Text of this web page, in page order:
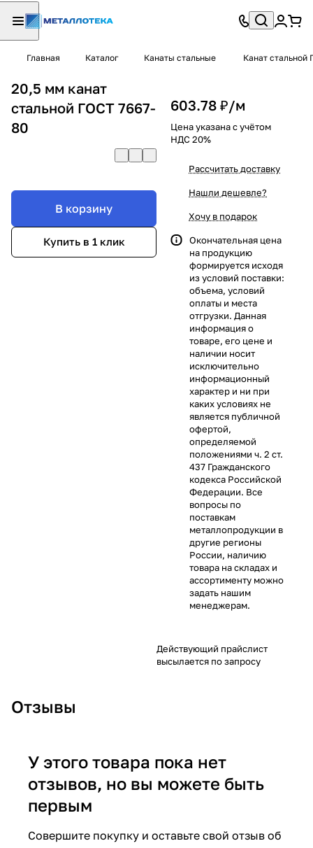
Главная Каталог Канаты стальные Канат стальной
20,5 мм канат
стальной ГОСТ 7667-
80
В корзину
Купить в 1 клик
603.78 ₽/м
Цена указана с учётом
НДС 20%
Рассчитать доставку
Нашли дешевле?
Хочу в подарок
Окончательная цена
на продукцию
формируется исходя
из условий поставки:
объема, условий
оплаты и места
отгрузки. Данная
информация о
товаре, его цене и
наличии носит
исключительно
информационный
характер и ни при
каких условиях не
является публичной
офертой,
определяемой
положениями ч. 2 ст.
437 Гражданского
кодекса Российской
Федерации. Все
вопросы по
поставкам
металлопродукции в
другие регионы
России, наличию
товара на складах и
ассортименту можно
задать нашим
менеджерам.
Действующий прайслист
высылается по запросу
Отзывы
У этого товара пока нет
отзывов, но вы можете быть
первым
Совершите покупку и оставьте свой отзыв об